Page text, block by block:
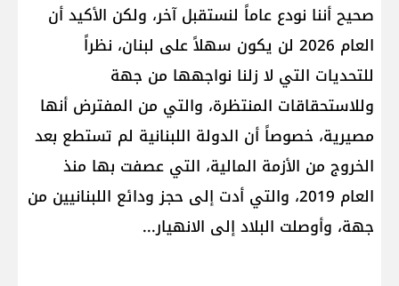
صحيح أننا نودع عاماً لنستقبل آخر، ولكن الأكيد أن
العام 2026 لن يكون سهلاً على ​لبنان​، نظراً
للتحديات التي لا زلنا نواجهها من جهة
وللاستحقاقات المنتظرة، والتي من المفترض أنها
مصيرية، خصوصاً أن الدولة اللبنانية لم تستطع بعد
الخروج من الأزمة المالية، التي عصفت بها منذ
العام 2019، والتي أدت إلى حجز ودائع اللبنانيين من
جهة، وأوصلت البلاد إلى الانهيار...